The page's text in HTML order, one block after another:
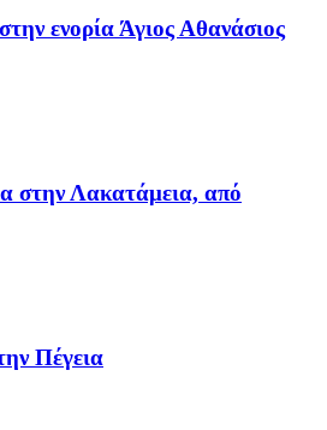
ενορία Άγιος Αθανάσιος
στην Λακατάμεια, από
Πέγεια